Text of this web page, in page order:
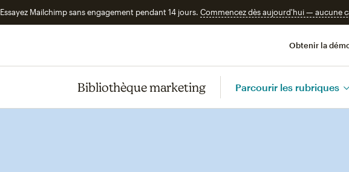
Essayez Mailchimp sans engagement pendant 14 jours. Commencez dès aujourd'hui — aucune
Obtenir la
Bibliothèque marketing Parcourir les rubriques